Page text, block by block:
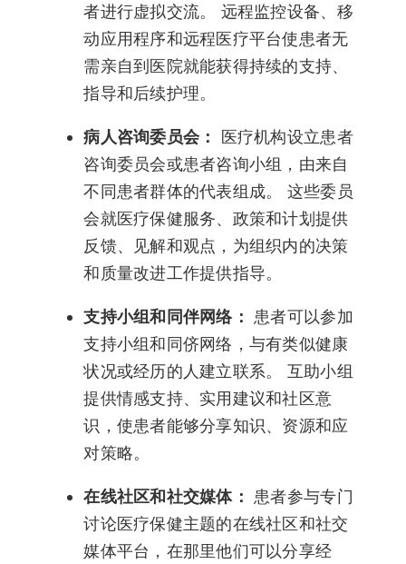
者进行虚拟交流。 远程监控设备、移
动应用程序和远程医疗平台使患者无
需亲自到医院就能获得持续的支持、
指导和后续护理。
病人咨询委员会： 医疗机构设立患者
咨询委员会或患者咨询小组，由来自
不同患者群体的代表组成。 这些委员
会就医疗保健服务、政策和计划提供
反馈、见解和观点，为组织内的决策
和质量改进工作提供指导。
支持小组和同伴网络：
患者可以参加
支持小组和同侪网络，与有类似健康
状况或经历的人建立联系。 互助小组
提供情感支持、实用建议和社区意
识，使患者能够分享知识、资源和应
对策略。
在线社区和社交媒体： 患者参与专门
讨论医疗保健主题的在线社区和社交
媒体平台，在那里他们可以分享经